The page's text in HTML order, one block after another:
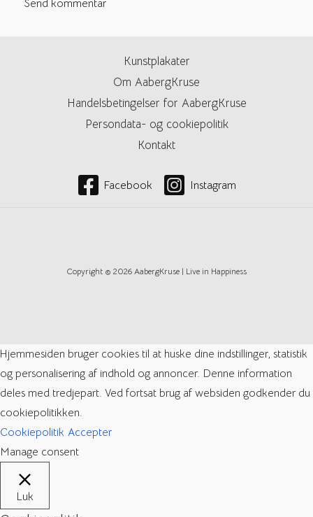
Kunstplakater
Om AabergKruse
Handelsbetingelser for AabergKruse
Persondata- og cookiepolitik
Kontakt
Facebook Instagram
Copyright © 2026 AabergKruse | Live in Happiness
Hjemmesiden bruger cookies til at huske dine indstillinger, statistik
og personalisering af indhold og annoncer. Denne information
deles med tredjepart. Ved fortsat brug af websiden godkender du
cookiepolitikken.
Cookiepolitik Accepter
Manage consent
Luk